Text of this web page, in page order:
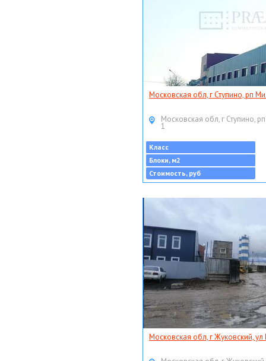
Московская обл, г Ступино, рп
Московская обл, г Ступино,
1
Класс
Блоки, м2
Стоимость, руб
Московская обл, г Жуковский,